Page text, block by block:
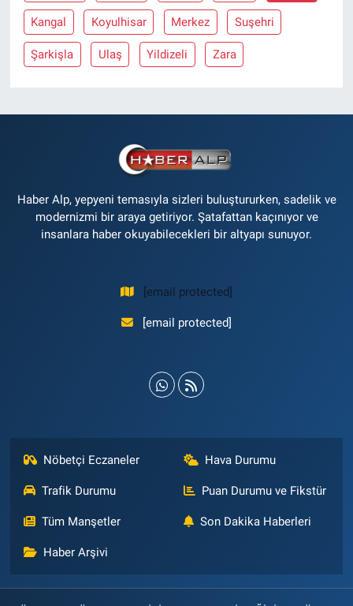
Kangal Koyulhisar Merkez Suşehri
Şarkişla Ulaş Yildizeli Zara
Haber Alp, yepyeni temasıyla sizleri buluştururken, sadelik ve
modernizmi bir araya getiriyor. Şatafattan kaçınıyor ve
insanlara haber okuyabilecekleri bir altyapı sunuyor.
[email protected]
[email protected]
Nöbetçi Eczaneler Hava Durumu
Trafik Durumu Puan Durumu ve Fikstür
Tüm Manşetler Son Dakika Haberleri
Haber Arşivi